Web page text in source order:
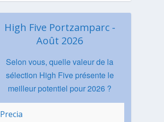
High Five Portzamparc -
Août 2026
Selon vous, quelle valeur de la
sélection High Five présente le
meilleur potentiel pour 2026 ?
Precia